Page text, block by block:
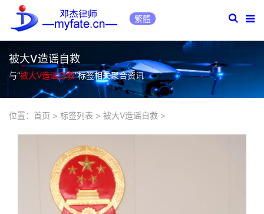
繁體
被大V造谣自救
与“被大V造谣自救”标签相关聚合资讯
位置： 首页 > 标签列表 > 被大V造谣自救 >